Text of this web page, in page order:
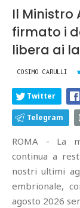
Il Ministro
firmato i
libera ai
COSIMO CARULLI
Twitter
Telegram
ROMA - La
continua a
nostri ultimi
embrionale,
agosto 2026